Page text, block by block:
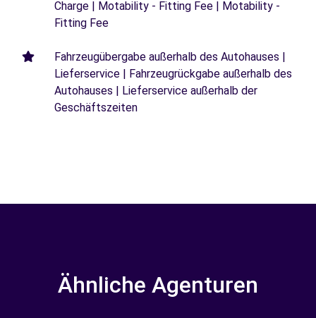
Charge | Motability - Fitting Fee | Motability -
Fitting Fee
Fahrzeugübergabe außerhalb des Autohauses |
Lieferservice | Fahrzeugrückgabe außerhalb des
Autohauses | Lieferservice außerhalb der
Geschäftszeiten
Ähnliche Agenturen